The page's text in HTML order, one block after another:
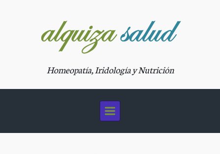
Homeopatía, Iridología y Nutrición